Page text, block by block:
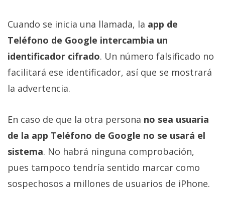
Cuando se inicia una llamada, la app de
Teléfono de Google intercambia un
identificador cifrado. Un número falsificado no
facilitará ese identificador, así que se mostrará
la advertencia.
En caso de que la otra persona no sea usuaria
de la app Teléfono de Google no se usará el
sistema. No habrá ninguna comprobación,
pues tampoco tendría sentido marcar como
sospechosos a millones de usuarios de iPhone.